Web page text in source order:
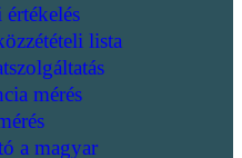
lista
mérés
a magyar